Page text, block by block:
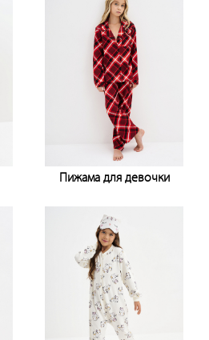
Пижама для девочки